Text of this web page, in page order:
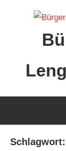
Schlagwort: